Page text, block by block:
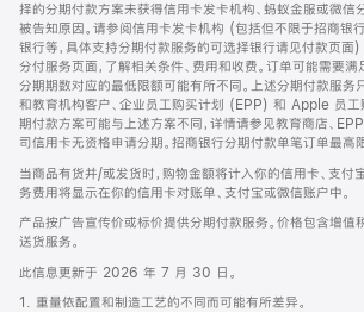
择的分期付款方案未获得信用卡发卡机构、蚂蚁金服或微信
被告知原因。请参阅信用卡发卡机构 (包括但不限于招商银
银行等，具体支持分期付款服务的可选择银行请见付款页面
分付服务页面，了解相关条件、费用和收费。订单可能需要满
分期期数对应的最低限额可能有所不同。上述分期付款服务
和教育机构客户、企业员工购买计划 (EPP) 和 Apple 员
期付款方案可能与上述方案不同，详情请参见教育商店、
司信用卡无资格申请分期。招商银行分期付款单笔订单最
当商品有货并/或发货时，购物金额将计入你的信用卡、支付
务费用将显示在你的信用卡对账单、支付宝或微信账户中。
产品按广告宣传价或标价提供分期付款服务。价格包含增值
送货服务。
此信息更新于 2026 年 7 月 30 日。
1. 重量依配置和制造工艺的不同而可能有所差异。